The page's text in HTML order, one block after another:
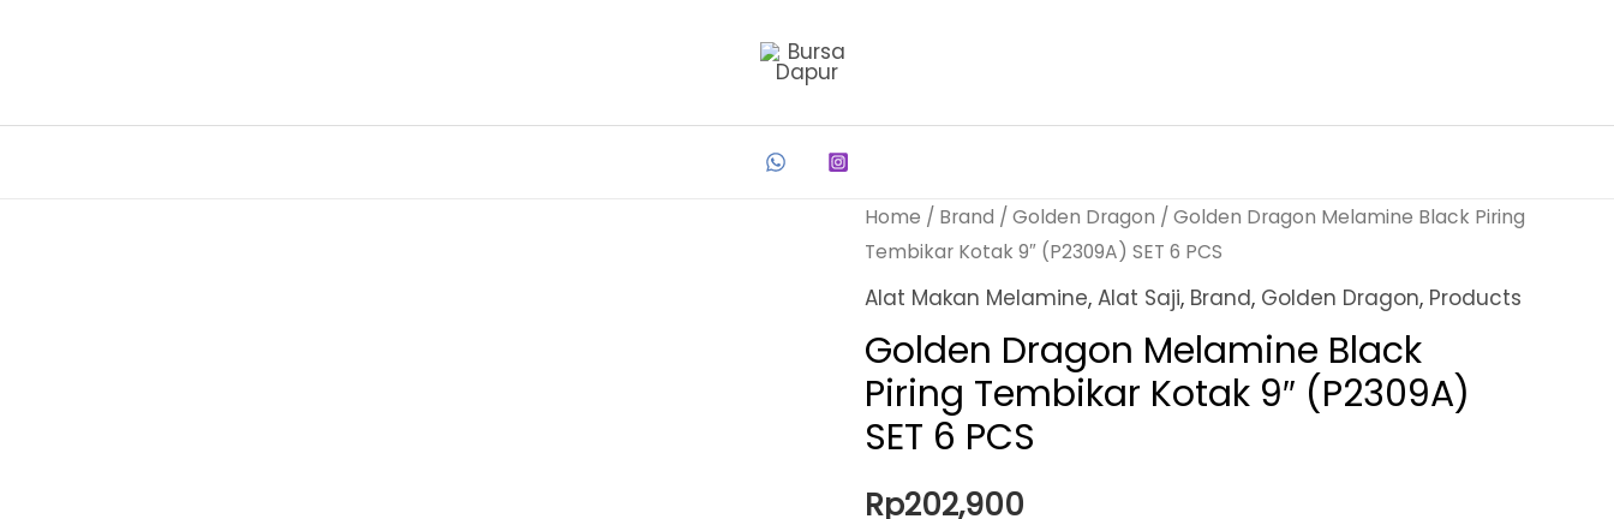
Home / Brand / Golden Dragon / Golden Dragon Melamine Black Piring
Tembikar Kotak 9″ (P2309A) SET 6 PCS
Alat Makan Melamine, Alat Saji, Brand, Golden Dragon, Products
Golden Dragon Melamine Black
Piring Tembikar Kotak 9″ (P2309A)
SET 6 PCS
Rp202,900